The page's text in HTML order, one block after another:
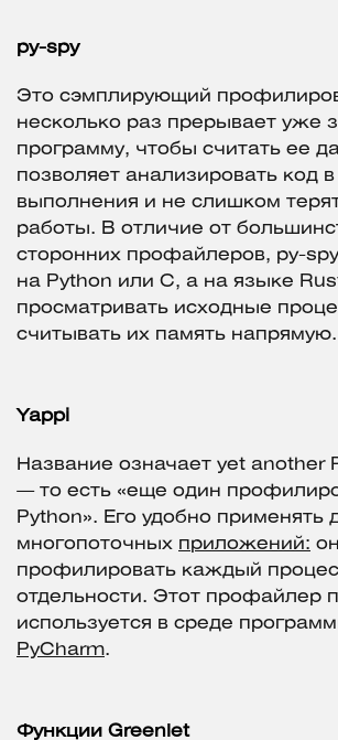
py-spy
Это сэмплирующий
несколько раз прерывает уже
программу, чтобы считать ее
позволяет анализировать код
выполнения и не слишком
работы. В отличие от
сторонних профайлеров, py-
на Python или C, а на языке
просматривать исходные
считывать их память напрямую.
Yappi
Название означает yet another
— то есть «еще один
Python». Его удобно применять
многопоточных приложений:
профилировать каждый
отдельности. Этот профайлер
используется в среде
PyCharm.
Функции Greenlet